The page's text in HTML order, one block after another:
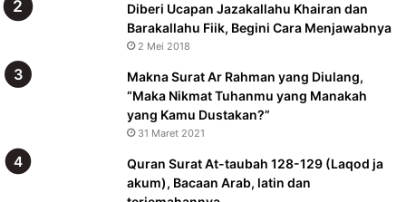
Diberi Ucapan Jazakallahu Khairan dan
Barakallahu Fiik, Begini Cara Menjawabnya
2 Mei 2018
Makna Surat Ar Rahman yang Diulang,
“Maka Nikmat Tuhanmu yang Manakah
yang Kamu Dustakan?”
31 Maret 2021
Quran Surat At-taubah 128-129 (Laqod ja
akum), Bacaan Arab, latin dan